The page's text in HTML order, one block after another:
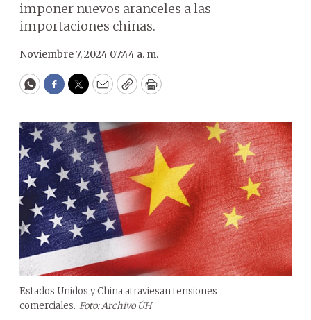
imponer nuevos aranceles a las
importaciones chinas.
Noviembre 7, 2024 07:44 a. m.
WhatsApp
Facebook
Twitter
EmailCopyPrint
Estados Unidos y China atraviesan tensiones
comerciales. Foto: Archivo ÚH